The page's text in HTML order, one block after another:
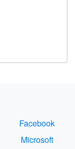
Facebook
Microsoft